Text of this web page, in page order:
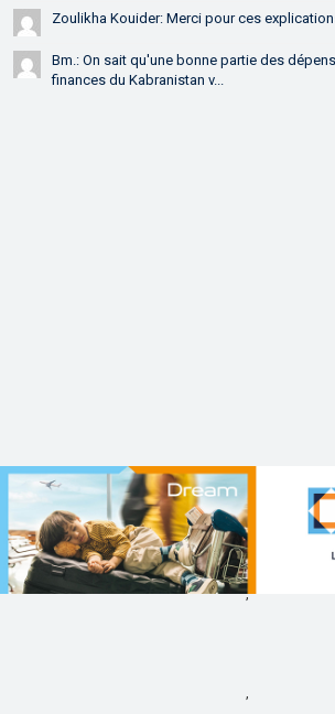
Zoulikha Kouider: Merci pour ces
Bm.: On sait qu'une bonne partie des
finances du Kabranistan v...
,